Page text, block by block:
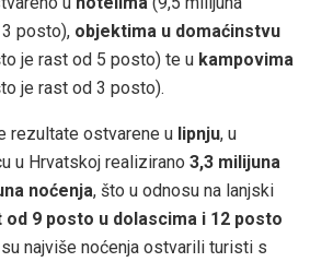
posto), objektima u domaćinstvu
je rast od 5 posto) te u kampovima
je rast od 3 posto).
rezultate ostvarene u lipnju, u
u Hrvatskoj realizirano 3,3 milijuna
noćenja, što u odnosu na lanjski
od 9 posto u dolascima i 12 posto
su najviše noćenja ostvarili turisti s